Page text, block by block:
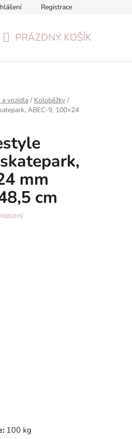
od smlouvy Reklamační formulář
Registrace
PRÁZDNÝ KOŠÍK
a vozidla / Koloběžky /
ABEC-9, 100×24
mm
cm
100 kg